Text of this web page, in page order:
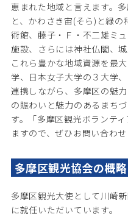
恵まれた地域と言えます。
と、かわさき宙(そら)と緑
術館、藤子・Ｆ・不二雄ミ
施設、さらには神社仏閣、
これら豊かな地域資源を最
学、日本女子大学の３大学
連携しながら、多摩区の魅
の賑わいと魅力のあるまち
す。「多摩区観光ボランテ
ますので、ぜひお問い合わせ
多摩区観光協会の概
多摩区観光大使として川崎
に就任いただいています。